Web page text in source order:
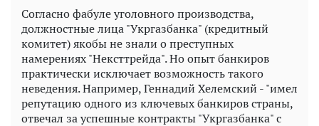
Согласно фабуле уголовного производства,
должностные лица "Укргазбанка" (кредитный
комитет) якобы не знали о преступных
намерениях "Нексттрейда". Но опыт банкиров
практически исключает возможность такого
неведения. Например, Геннадий Хелемский -"имел
репутацию одного из ключевых банкиров страны,
отвечал за успешные контракты "Укргазбанка" с